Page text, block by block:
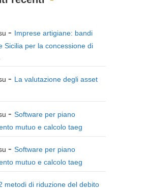
Imprese artigiane: bandi
Sicilia per la concessione di
La valutazione degli asset
Software per piano
mutuo e calcolo taeg
Software per piano
mutuo e calcolo taeg
metodi di riduzione del debito